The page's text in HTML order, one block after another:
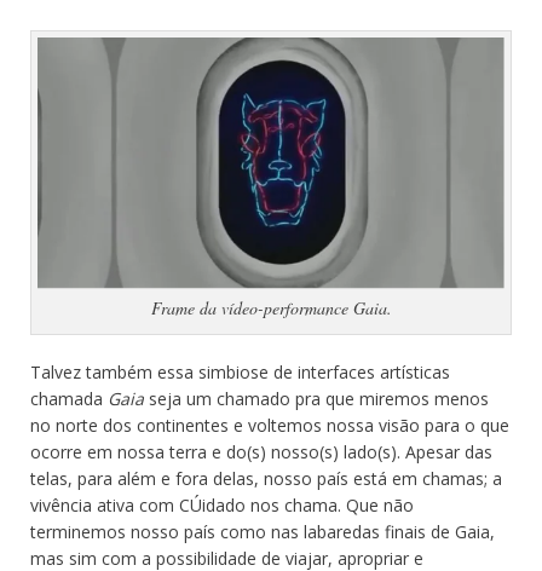
Frame da vídeo-performance Gaia.
Talvez também essa simbiose de interfaces artísticas
chamada Gaia seja um chamado pra que miremos menos
no norte dos continentes e voltemos nossa visão para o que
ocorre em nossa terra e do(s) nosso(s) lado(s). Apesar das
telas, para além e fora delas, nosso país está em chamas; a
vivência ativa com CÚidado nos chama. Que não
terminemos nosso país como nas labaredas finais de Gaia,
mas sim com a possibilidade de viajar, apropriar e